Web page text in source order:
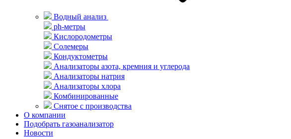
Водный анализ
ph-метры
Кислородометры
Солемеры
Кондуктометры
Анализаторы азота, кремния и углерода
Анализаторы натрия
Анализаторы хлора
Комбинированные
Снятое с производства
О компании
Подобрать газоанализатор
Новости